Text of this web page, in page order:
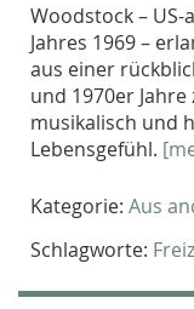
Woodstock –
Jahres 1969 –
aus einer
und 1970er
musikalisch und
Lebensgefühl.
Kategorie: Aus
Schlagworte: